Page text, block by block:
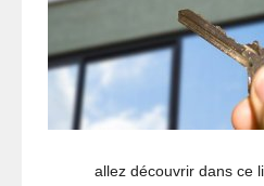
allez découvrir dans ce